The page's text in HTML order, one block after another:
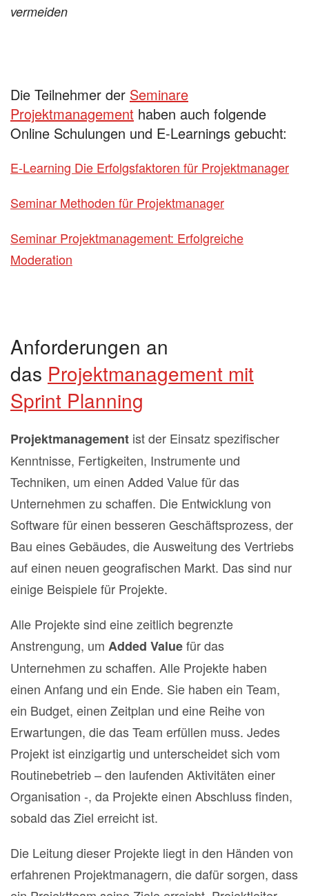
vermeiden
Die Teilnehmer der Seminare
Projektmanagement haben auch folgende
Online Schulungen und E-Learnings gebucht:
E-Learning Die Erfolgsfaktoren für Projektmanager
Seminar Methoden für Projektmanager
Seminar Projektmanagement: Erfolgreiche
Moderation
Anforderungen an
das Projektmanagement mit
Sprint Planning
Projektmanagement ist der Einsatz spezifischer
Kenntnisse, Fertigkeiten, Instrumente und
Techniken, um einen Added Value für das
Unternehmen zu schaffen. Die Entwicklung von
Software für einen besseren Geschäftsprozess, der
Bau eines Gebäudes, die Ausweitung des Vertriebs
auf einen neuen geografischen Markt. Das sind nur
einige Beispiele für Projekte.
Alle Projekte sind eine zeitlich begrenzte
Anstrengung, um Added Valuefür das
Unternehmen zu schaffen. Alle Projekte haben
einen Anfang und ein Ende. Sie haben ein Team,
ein Budget, einen Zeitplan und eine Reihe von
Erwartungen, die das Team erfüllen muss. Jedes
Projekt ist einzigartig und unterscheidet sich vom
Routinebetrieb – den laufenden Aktivitäten einer
Organisation -, da Projekte einen Abschluss finden,
sobald das Ziel erreicht ist.
Die Leitung dieser Projekte liegt in den Händen von
erfahrenen Projektmanagern, die dafür sorgen, dass